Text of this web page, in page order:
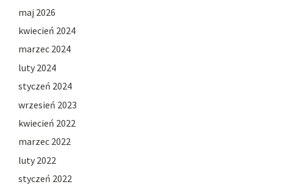
maj 2026
kwiecień 2024
marzec 2024
luty 2024
styczeń 2024
wrzesień 2023
kwiecień 2022
marzec 2022
luty 2022
styczeń 2022